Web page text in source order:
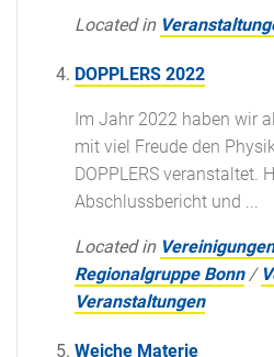
Located in
DOPPLERS 2022
Im Jahr 2022 haben wir
mit viel Freude den
DOPPLERS veranstaltet.
Abschlussbericht und ...
Located in
Regionalgruppe Bonn /
Veranstaltungen
Weiche Materie